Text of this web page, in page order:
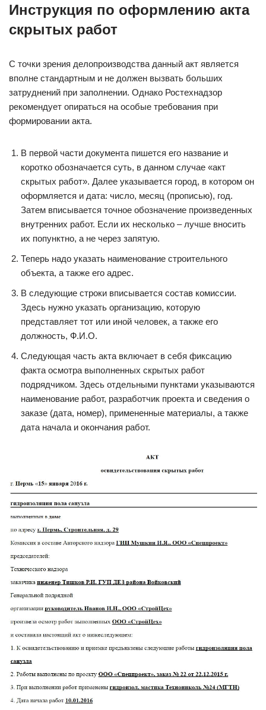
Инструкция по оформлению акта
скрытых работ
С точки зрения делопроизводства данный акт является
вполне стандартным и не должен вызвать больших
затруднений при заполнении. Однако Ростехнадзор
рекомендует опираться на особые требования при
формировании акта.
В первой части документа пишется его название и
коротко обозначается суть, в данном случае «акт
скрытых работ». Далее указывается город, в котором он
оформляется и дата: число, месяц (прописью), год.
Затем вписывается точное обозначение произведенных
внутренних работ. Если их несколько – лучше вносить
их попунктно, а не через запятую.
Теперь надо указать наименование строительного
объекта, а также его адрес.
В следующие строки вписывается состав комиссии.
Здесь нужно указать организацию, которую
представляет тот или иной человек, а также его
должность, Ф.И.О.
Следующая часть акта включает в себя фиксацию
факта осмотра выполненных скрытых работ
подрядчиком. Здесь отдельными пунктами указываются
наименование работ, разработчик проекта и сведения о
заказе (дата, номер), примененные материалы, а также
дата начала и окончания работ.